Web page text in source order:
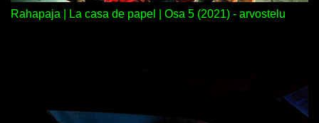
Rahapaja | La casa de papel | Osa 5 (2021) - arvostelu